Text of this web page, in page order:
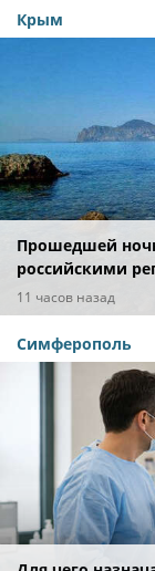
Крым
Прошедшей
российскими
Минобороны
11 часов назад
Симферополь